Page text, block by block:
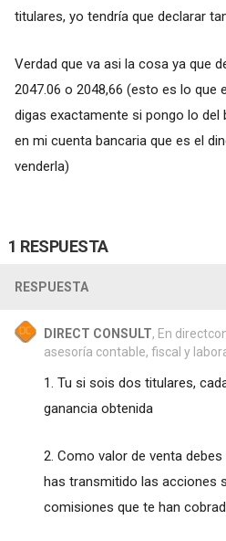
titulares, yo tendría que declarar
Verdad que va asi la cosa ya que
2047.06 o 2048,66 (esto es lo que
digas exactamente si pongo lo del
en mi cuenta bancaria que es el
venderla)
1 RESPUESTA
RESPUESTA
DIRECT CONSULT, En
asesoría contable, fiscal y
1. Tu si sois dos titulares,
ganancia obtenida
2. Como valor de venta
has transmitido las acciones
comisiones que te han